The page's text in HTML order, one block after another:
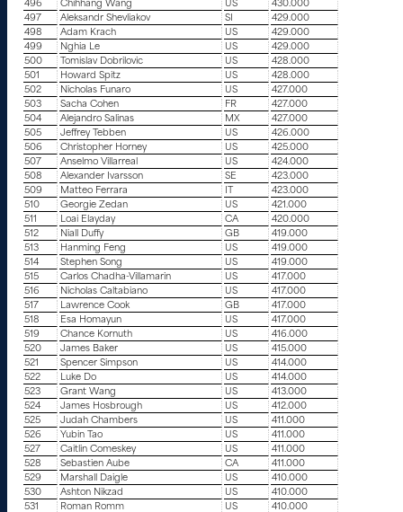
496
Chihhang Wang US
430.000
497
Aleksandr Shevliakov SI
429.000
498
Adam Krach US
429.000
499
Nghia Le US
429.000
500
Tomislav Dobrilovic US
428.000
501
Howard Spitz US
428.000
502
Nicholas Funaro US
427.000
503
Sacha Cohen FR
427.000
504
Alejandro Salinas MX
427.000
505
Jeffrey Tebben US
426.000
506
Christopher Horney US
425.000
507
Anselmo Villarreal US
424.000
508
Alexander Ivarsson SE
423.000
509
Matteo Ferrara
423.000
510
Georgie Zedan US
421.000
511
Loai Elayday CA
420.000
512
Niall Duffy GB
419.000
513
Hanming Feng US
419.000
514
Stephen Song US
419.000
515
Carlos Chadha-Villamarin US
417.000
516
Nicholas Caltabiano US
417.000
517
Lawrence Cook GB
417.000
518
Esa Homayun US
417.000
519
Chance Kornuth US
416.000
520
James Baker US
415.000
521
Spencer Simpson US
414.000
522
Luke Do US
414.000
523
Grant Wang US
413.000
524
James Hosbrough US
412.000
525
Judah Chambers US
411.000
526
Yubin Tao US
411.000
527
Caitlin Comeskey US
411.000
528
Sebastien Aube CA
411.000
529
Marshall Daigle US
410.000
530
Ashton Nikzad US
410.000
531
Roman Romm US 410.000